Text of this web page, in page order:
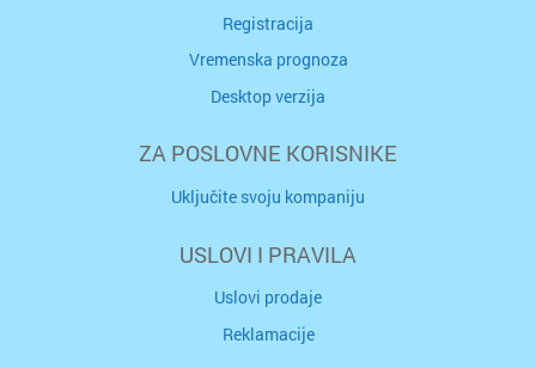
Registracija
Vremenska prognoza
Desktop verzija
ZA POSLOVNE KORISNIKE
Uključite svoju kompaniju
USLOVI I PRAVILA
Uslovi prodaje
Reklamacije